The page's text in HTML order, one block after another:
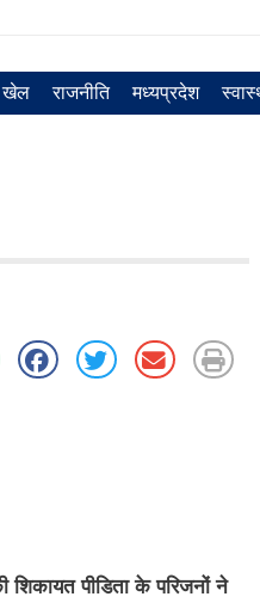
खेल राजनीति मध्‍यप्रदेश
पीडिता के परिजनों ने